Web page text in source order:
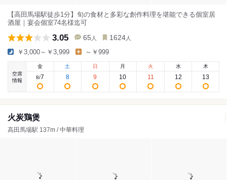
【高田馬場駅徒歩1分】旬の食材と多彩な創作料理を堪能できる個室居
酒屋｜宴会個室74名様迄可
3.05 65 人 1624 人
￥3,000～￥3,999 ～￥999
空席
情報
金
8/7
土
8
日
9
月
10
火
11
水
12
木
13
火炭鶏煲
高田馬場駅 137m / 中華料理